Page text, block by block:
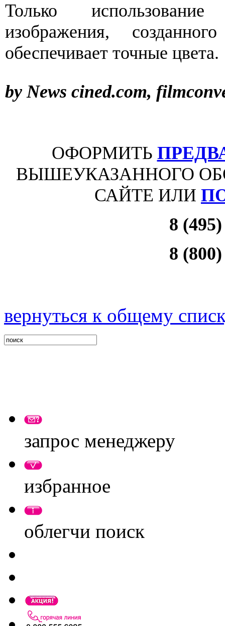
Только
изображения,
обеспечивает точные цвета.
by News cined.com,
ОФОРМИТЬ
ВЫШЕУКАЗАННОГО
САЙТЕ ИЛИ
8
8
вернуться к общему
запрос менеджеру
избранное
облегчи поиск